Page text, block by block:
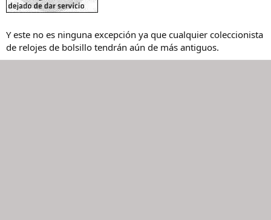
Y este no es ninguna excepción ya que cualquier coleccionista
de relojes de bolsillo tendrán aún de más antiguos.